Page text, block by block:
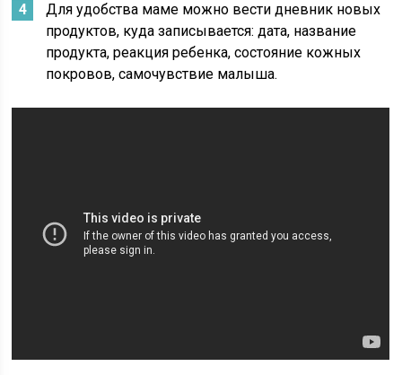
Для удобства маме можно вести дневник новых
продуктов, куда записывается: дата, название
продукта, реакция ребенка, состояние кожных
покровов, самочувствие малыша.